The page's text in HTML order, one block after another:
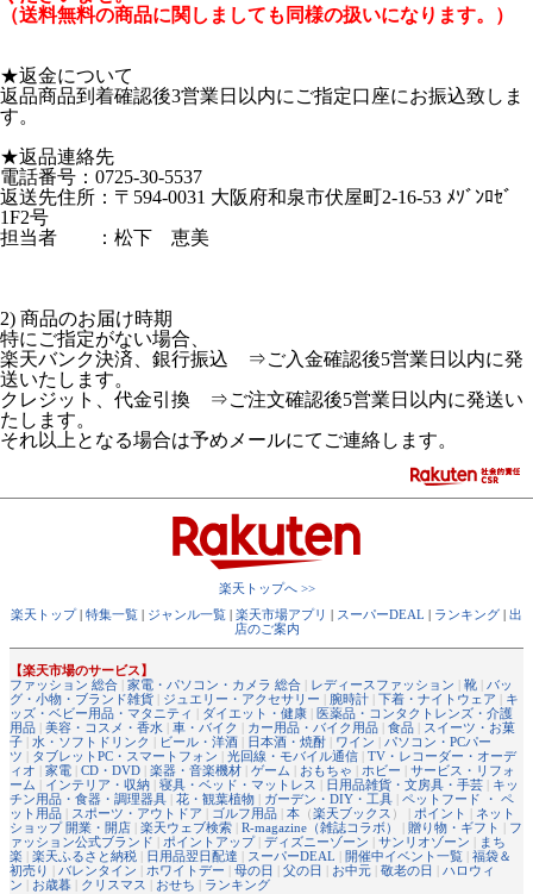
（送料無料の商品に関しましても同様の扱いになります。）
★返金について
返品商品到着確認後3営業日以内にご指定口座にお振込致しま
す。
★返品連絡先
電話番号：0725-30-5537
返送先住所：〒594-0031 大阪府和泉市伏屋町2-16-53 ﾒｿﾞﾝﾛｾﾞ
1F2号
担当者 ：松下 恵美
2) 商品のお届け時期
特にご指定がない場合、
楽天バンク決済、銀行振込 ⇒ご入金確認後5営業日以内に発
送いたします。
クレジット、代金引換 ⇒ご注文確認後5営業日以内に発送い
たします。
それ以上となる場合は予めメールにてご連絡します。
楽天トップへ >>
楽天トップ| 特集一覧 | ジャンル一覧 | 楽天市場アプリ | スーパーDEAL | ランキング | 出
店のご案内
【楽天市場のサービス】
ファッション 総合 | 家電・パソコン・カメラ 総合 | レディースファッション | 靴 | バッ
グ・小物・ブランド雑貨 | ジュエリー・アクセサリー | 腕時計 | 下着・ナイトウェア | キ
ッズ・ベビー用品・マタニティ | ダイエット・健康 | 医薬品・コンタクトレンズ・介護
用品 | 美容・コスメ・香水 | 車・バイク | カー用品・バイク用品 | 食品 | スイーツ・お菓
子 | 水・ソフトドリンク | ビール・洋酒 | 日本酒・焼酎 | ワイン | パソコン・PCパー
ツ | タブレットPC・スマートフォン | 光回線・モバイル通信 | TV・レコーダー・オーデ
ィオ | 家電 | CD・DVD | 楽器・音楽機材 | ゲーム | おもちゃ | ホビー | サービス・リフォ
ーム | インテリア・収納 | 寝具・ベッド・マットレス | 日用品雑貨・文房具・手芸 | キッ
チン用品・食器・調理器具 | 花・観葉植物 | ガーデン・DIY・工具 | ペットフード ・ ペ
ット用品 | スポーツ・アウトドア | ゴルフ用品 | 本 （楽天ブックス ） | ポイント | ネット
ショップ 開業・開店 | 楽天ウェブ検索 | R-magazine（雑誌コラボ） | 贈り物・ギフト | フ
ァッション公式ブランド | ポイントアップ| ディズニーゾーン | サンリオゾーン | まち
楽 | 楽天ふるさと納税 | 日用品翌日配達 | スーパーDEAL | 開催中イベント一覧 | 福袋＆
初売り | バレンタイン | ホワイトデー | 母の日 | 父の日 | お中元 | 敬老の日 | ハロウィ
ン | お歳暮 | クリスマス | おせち | ランキング